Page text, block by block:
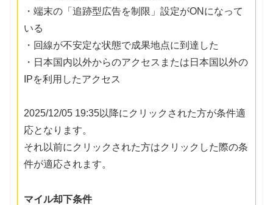
・端末の「追跡型広告を制限」設定がONになって
いる
・回線が不安定な状態で成果地点に到達した
・日本国内以外からのアクセスまたは日本国以外の
IPを利用したアクセス
2025/12/05 19:35以降にクリックされた方が条件適
応となります。
それ以前にクリックされた方はクリックした際の条
件が適応されます。
マイル却下条件